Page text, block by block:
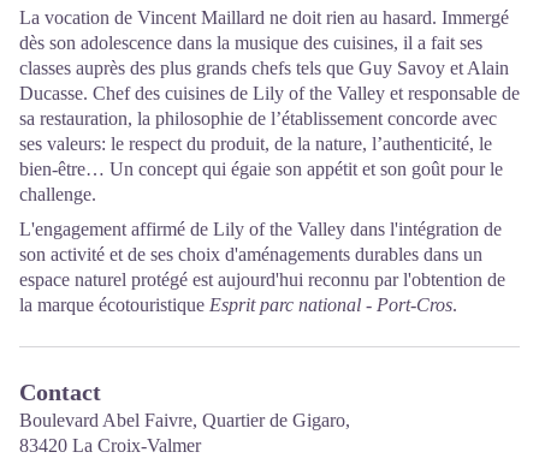
La vocation de Vincent Maillard ne doit rien au hasard. Immergé
dès son adolescence dans la musique des cuisines, il a fait ses
classes auprès des plus grands chefs tels que Guy Savoy et Alain
Ducasse. Chef des cuisines de Lily of the Valley et responsable de
sa restauration, la philosophie de l’établissement concorde avec
ses valeurs: le respect du produit, de la nature, l’authenticité, le
bien-être… Un concept qui égaie son appétit et son goût pour le
challenge.
L'engagement affirmé de Lily of the Valley dans l'intégration de
son activité et de ses choix d'aménagements durables dans un
espace naturel protégé est aujourd'hui reconnu par l'obtention de
la marque écotouristique Esprit parc national - Port-Cros.
Contact
Boulevard Abel Faivre, Quartier de Gigaro,
83420 La Croix-Valmer